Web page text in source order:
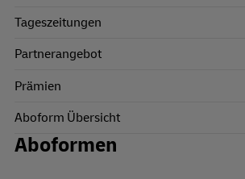
Tageszeitungen
Partnerangebot
Prämien
Aboform Übersicht
Aboformen